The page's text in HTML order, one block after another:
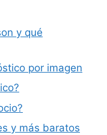
y qué
por imagen
y más baratos